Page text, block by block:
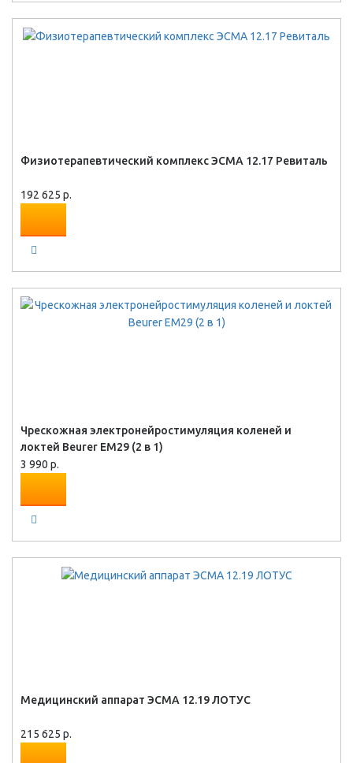
Физиотерапевтический комплекс ЭСМА 12.17 Ревиталь
192 625 р.
Чрескожная электронейростимуляция коленей и
локтей Beurer EM29 (2 в 1)
3 990 р.
Медицинский аппарат ЭСМА 12.19 ЛОТУС
215 625 р.